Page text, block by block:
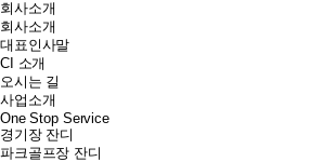
회사소개
회사소개
대표인사말
CI 소개
오시는 길
사업소개
One Stop Service
경기장 잔디
파크골프장 잔디